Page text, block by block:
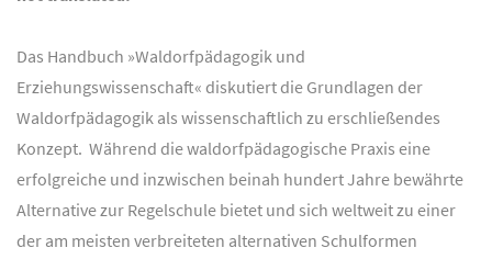
Das Handbuch »Waldorfpädagogik und
Erziehungswissenschaft« diskutiert die Grundlagen der
Waldorfpädagogik als wissenschaftlich zu erschließendes
Konzept. Während die waldorfpädagogische Praxis eine
erfolgreiche und inzwischen beinah hundert Jahre bewährte
Alternative zur Regelschule bietet und sich weltweit zu einer
der am meisten verbreiteten alternativen Schulformen